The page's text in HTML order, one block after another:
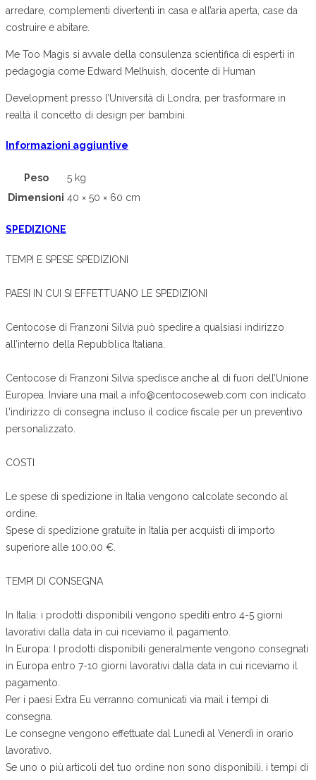
arredare, complementi divertenti in casa e all’aria aperta, case da
costruire e abitare.
Me Too Magis si avvale della consulenza scientifica di esperti in
pedagogia come Edward Melhuish, docente di Human
Development presso l’Università di Londra, per trasformare in
realtà il concetto di design per bambini.
Informazioni aggiuntive
Peso
5 kg
Dimensioni 40 × 50 × 60 cm
SPEDIZIONE
TEMPI E SPESE SPEDIZIONI
PAESI IN CUI SI EFFETTUANO LE SPEDIZIONI
Centocose di Franzoni Silvia può spedire a qualsiasi indirizzo
all’interno della Repubblica Italiana.
Centocose di Franzoni Silvia spedisce anche al di fuori dell’Unione
Europea. Inviare una mail a info@centocoseweb.com con indicato
l'indirizzo di consegna incluso il codice fiscale per un preventivo
personalizzato.
COSTI
Le spese di spedizione in Italia vengono calcolate secondo al
ordine.
Spese di spedizione gratuite in Italia per acquisti di importo
superiore alle 100,00 €.
TEMPI DI CONSEGNA
In Italia: i prodotti disponibili vengono spediti entro 4-5 giorni
lavorativi dalla data in cui riceviamo il pagamento.
In Europa: I prodotti disponibili generalmente vengono consegnati
in Europa entro 7-10 giorni lavorativi dalla data in cui riceviamo il
pagamento.
Per i paesi Extra Eu verranno comunicati via mail i tempi di
consegna.
Le consegne vengono effettuate dal Lunedì al Venerdì in orario
lavorativo.
Se uno o più articoli del tuo ordine non sono disponibili, i tempi di